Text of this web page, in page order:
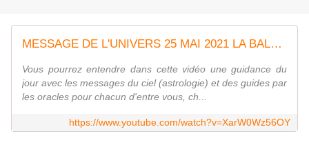
MESSAGE DE L'UNIVERS 25 MAI 2021 LA BALEINE REVELE NOTRE FORCE DE RESILIENCE
Vous pourrez entendre dans cette vidéo une guidance du
jour avec les messages du ciel (astrologie) et des guides par
les oracles pour chacun d'entre vous, ch...
https://www.youtube.com/watch?v=XarW0Wz56OY